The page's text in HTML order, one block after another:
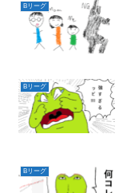
Bリーグ
Bリーグ
Bリーグ